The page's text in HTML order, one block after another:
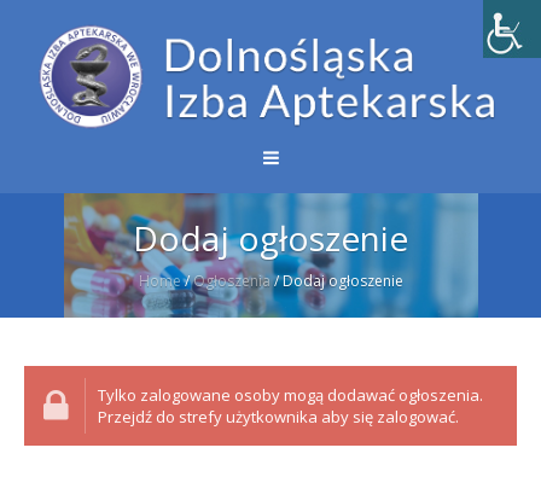
Dodaj ogłoszenie
Home/Ogłoszenia/Dodaj ogłoszenie
Tylko zalogowane osoby mogą dodawać ogłoszenia.
Przejdź do strefy użytkownika aby się zalogować.